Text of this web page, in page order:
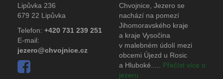
Lipůvka 236
679 22 Lipůvka
Telefon: +420 731 239 251
E-mail:
jezero@chvojnice.cz
Chvojnice, Jezero se
nachází na pomezí
Jihomoravského kraje
a kraje Vysočina
v malebném údolí mezi
obcemi Újezd u Rosic
a Hluboké.
Přečíst více o
jezeru